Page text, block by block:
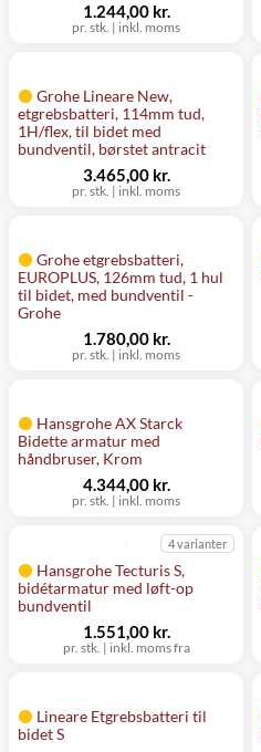
pr. stk. | inkl. moms
1.244,00 kr.
Grohe Lineare New,
etgrebsbatteri, 114mm tud,
1H/flex, til bidet med
bundventil, børstet antracit
pr. stk. | inkl. moms
3.465,00 kr.
Grohe etgrebsbatteri,
EUROPLUS, 126mm tud, 1 hul
til bidet, med bundventil -
Grohe
pr. stk. | inkl. moms
1.780,00 kr.
Hansgrohe AX Starck
Bidette armatur med
håndbruser, Krom
pr. stk. | inkl. moms
4.344,00 kr.
Hansgrohe Tecturis S,
bidétarmatur med løft-op
bundventil
4 varianter
pr. stk. | inkl. moms fra
1.551,00 kr.
Lineare Etgrebsbatteri til
bidet S